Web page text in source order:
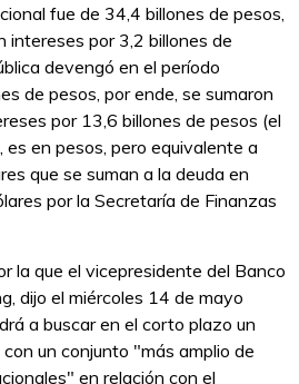
fue de 34,4 billones de pesos,
intereses por 3,2 billones de
devengó en el período
de pesos, por ende, se sumaron
por 13,6 billones de pesos (el
en pesos, pero equivalente a
que se suman a la deuda en
por la Secretaría de Finanzas
la que el vicepresidente del Banco
dijo el miércoles 14 de mayo
a buscar en el corto plazo un
un conjunto "más amplio de
en relación con el